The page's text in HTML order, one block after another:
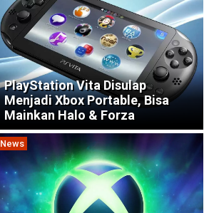
PlayStation Vita Disulap
Menjadi Xbox Portable, Bisa
Mainkan Halo & Forza
News